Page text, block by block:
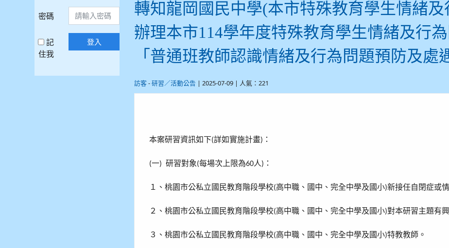
轉知龍岡國民中學(本市特殊教育學生情緒
辦理本市114學年度特殊教育學生情緒及行
「普通班教師認識情緒及行為問題預防及處
訪客 -研習／活動公告 | 2025-07-09 | 人氣：221
本案研習資訊如下(詳如實施計畫) ：
(一)研習對象(每場次上限為60人) ：
１、桃園市公私立國民教育階段學校(高中職、國中、完全中學及國小)新接任自閉症或
２、桃園市公私立國民教育階段學校(高中職、國中、完全中學及國小)對本研習主題有
３、桃園市公私立國民教育階段學校(高中職、國中、完全中學及國小)特教教師。
密碼
記
住我
登入